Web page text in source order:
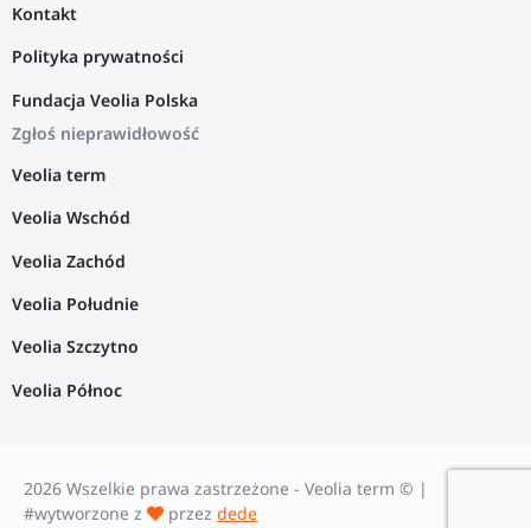
Kontakt
Polityka prywatności
Fundacja Veolia Polska
Zgłoś nieprawidłowość
Veolia term
Veolia Wschód
Veolia Zachód
Veolia Południe
Veolia Szczytno
Veolia Północ
2026 Wszelkie prawa zastrzeżone - Veolia term © |
#wytworzone z
przez dede